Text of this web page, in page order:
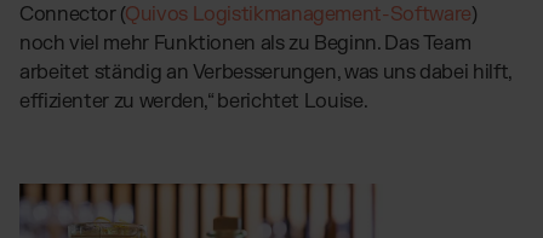
Connector (Quivos Logistikmanagement-Software)
noch viel mehr Funktionen als zu Beginn. Das Team
arbeitet ständig an Verbesserungen, was uns dabei hilft,
effizienter zu werden,“ berichtet Louise.